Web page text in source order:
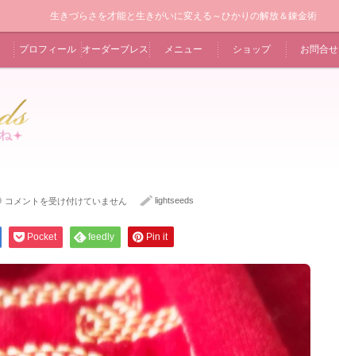
生きづらさを才能と生きがいに変える～ひかりの解放＆錬金術
プロフィール オーダーブレス メニュー ショップ お問合せ
満
ッ
ジ
は
コメントを受け付けていません lightseeds
Pocket feedly Pin it